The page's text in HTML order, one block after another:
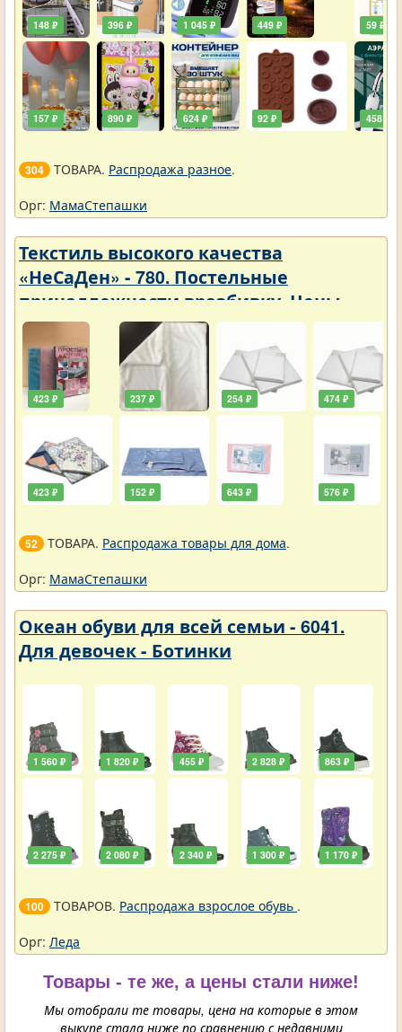
148 ₽
157 ₽
396 ₽
890 ₽
1 045 ₽
624 ₽
449 ₽
92 ₽
59 ₽
458 ₽
304 ТОВАРА. Распродажа разное.
Орг: МамаСтепашки
Текстиль высокого качества
«НеСаДен» - 780. Постельные
принадлежности вразбивку. Цены
упали
423 ₽
423 ₽
237 ₽
152 ₽
254 ₽
643 ₽
474 ₽
576 ₽
52 ТОВАРА. Распродажа товары для дома.
Орг: МамаСтепашки
Океан обуви для всей семьи - 6041.
Для девочек - Ботинки
1 560 ₽
2 275 ₽
1 820 ₽
2 080 ₽
455 ₽
2 340 ₽
2 828 ₽
1 300 ₽
863 ₽
1 170 ₽
100 ТОВАРОВ. Распродажа взрослое обувь .
Орг: Леда
Товары - те же, а цены стали ниже!
Мы отобрали те товары, цена на которые в этом
выкупе стала ниже по сравнению с недавними